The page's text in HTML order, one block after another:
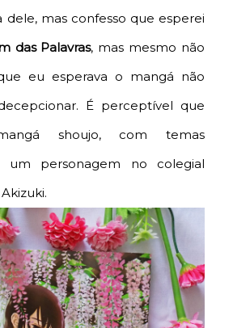
dele, mas confesso que esperei
das Palavras, mas mesmo não
eu esperava o mangá não
É perceptível que
shoujo, com temas
um personagem no colegial